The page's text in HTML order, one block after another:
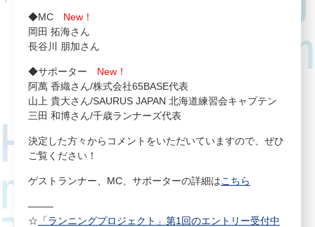
◆MC New！
岡田 拓海さん
長谷川 朋加さん
◆サポーター New！
阿萬 香織さん/株式会社65BASE代表
山上 貴大さん/SAURUS JAPAN 北海道練習会キャプテン
三田 和博さん/千歳ランナーズ代表
決定した方々からコメントをいただいていますので、ぜひ
ご覧ください！
ゲストランナー、MC、サポーターの詳細はこちら
——–
☆ 「ランニングプロジェクト」第1回のエントリー受付中